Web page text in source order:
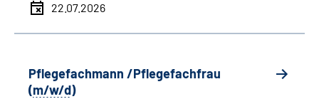
22.07.2026
Pflegefachmann /Pflegefachfrau
(m/w/d)